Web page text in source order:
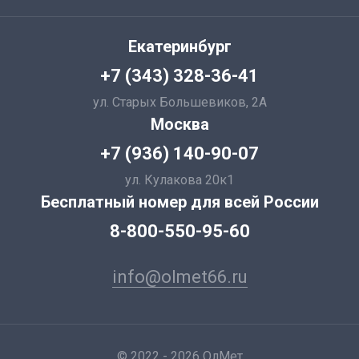
Екатеринбург
+7 (343) 328-36-41
ул. Старых Большевиков, 2А
Москва
+7 (936) 140-90-07
ул. Кулакова 20к1
Бесплатный номер для всей России
8-800-550-95-60
info@olmet66.ru